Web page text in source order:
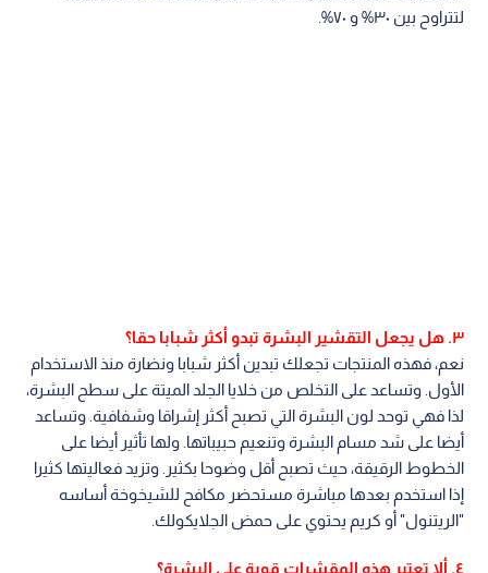
لتتراوح بين ٣٠% و ٧٠%.
٣. هل يجعل التقشير البشرة تبدو أكثر شبابا حقا؟
نعم، فهذه المنتجات تجعلك تبدين أكثر شبابا ونضارة منذ الاستخدام
الأول. وتساعد على التخلص من خلايا الجلد الميتة على سطح البشرة،
لذا فهي توحد لون البشرة التي تصبح أكثر إشراقا وشفافية. وتساعد
أيضا على شد مسام البشرة وتنعيم حبيباتها. ولها تأثير أيضا على
الخطوط الرقيقة، حيث تصبح أقل وضوحا بكثير. وتزيد فعاليتها كثيرا
إذا استخدم بعدها مباشرة مستحضر مكافح للشيخوخة أساسه
"الريتنول" أو كريم يحتوي على حمض الجلايكولك.
٤. ألا تعتبر هذه المقشرات قوية على البشرة؟